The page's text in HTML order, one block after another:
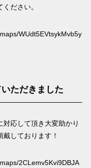
ださい。
WUdt5EVtsykMvb5y
ただきました
応して頂き大変助かり
しております！
2CLemv5Kvi9DBJA